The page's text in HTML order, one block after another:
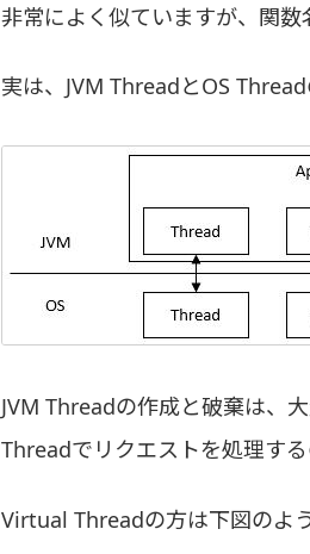
非常によく似ていますが、関
実は、JVM ThreadとOS
JVM Threadの作成と破棄は、
Threadでリクエストを処理す
Virtual Threadの方は下図のよ